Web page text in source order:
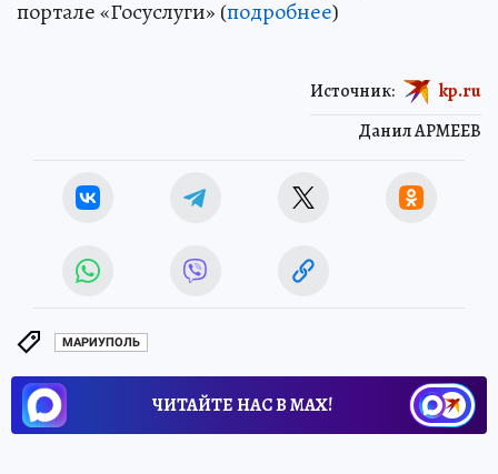
портале «Госуслуги» (подробнее)
Данил АРМЕЕВ
Источник: kp.ru
МАРИУПОЛЬ
ЧИТАЙТЕ НАС В МАХ!